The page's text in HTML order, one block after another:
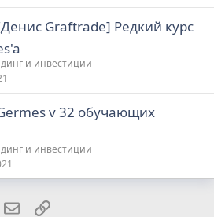
Graftrade] Редкий курс
и инвестиции
v 32 обучающих
и инвестиции
Электронная почта
Ссылка